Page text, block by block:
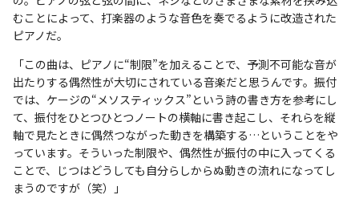
むことによって、打楽器のような音色を奏でるように改造された
ピアノだ。
「この曲は、ピアノに“制限”を加えることで、予測不可能な音が
出たりする偶然性が大切にされている音楽だと思うんです。振付
では、ケージの“メソスティックス”という詩の書き方を参考にし
て、振付をひとつひとつノートの横軸に書き起こし、それらを縦
軸で見たときに偶然つながった動きを構築する…ということをや
っています。そういった制限や、偶然性が振付の中に入ってくる
ことで、じつはどうしても自分らしからぬ動きの流れになってし
まうのですが（笑）」